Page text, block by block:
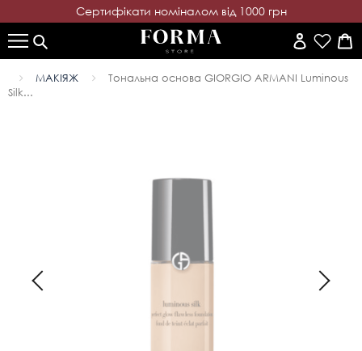
Cертифікати номіналом від 1000 грн
МАКІЯЖ
Тональна основа GIORGIO ARMANI Luminous
Silk...